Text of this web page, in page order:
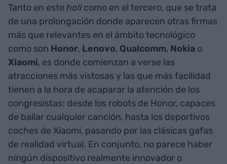
Tanto en este hall como en el tercero, que se trata
de una prolongación donde aparecen otras firmas
más que relevantes en el ámbito tecnológico
como son Honor, Lenovo, Qualcomm, Nokia o
Xiaomi, es donde comienzan a verse las
atracciones más vistosas y las que más facilidad
tienen a la hora de acaparar la atención de los
congresistas: desde los robots de Honor, capaces
de bailar cualquier canción, hasta los deportivos
coches de Xiaomi, pasando por las clásicas gafas
de realidad virtual. En conjunto, no parece haber
ningún dispositivo realmente innovador o